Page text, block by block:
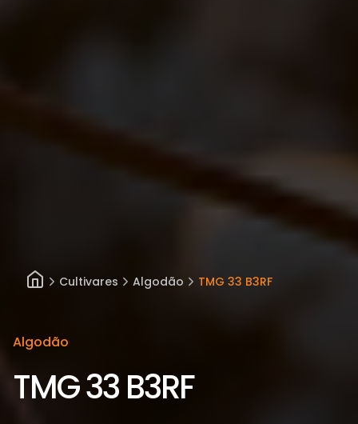
Cultivares Algodão TMG 33 B3RF
Algodão
TMG 33 B3RF